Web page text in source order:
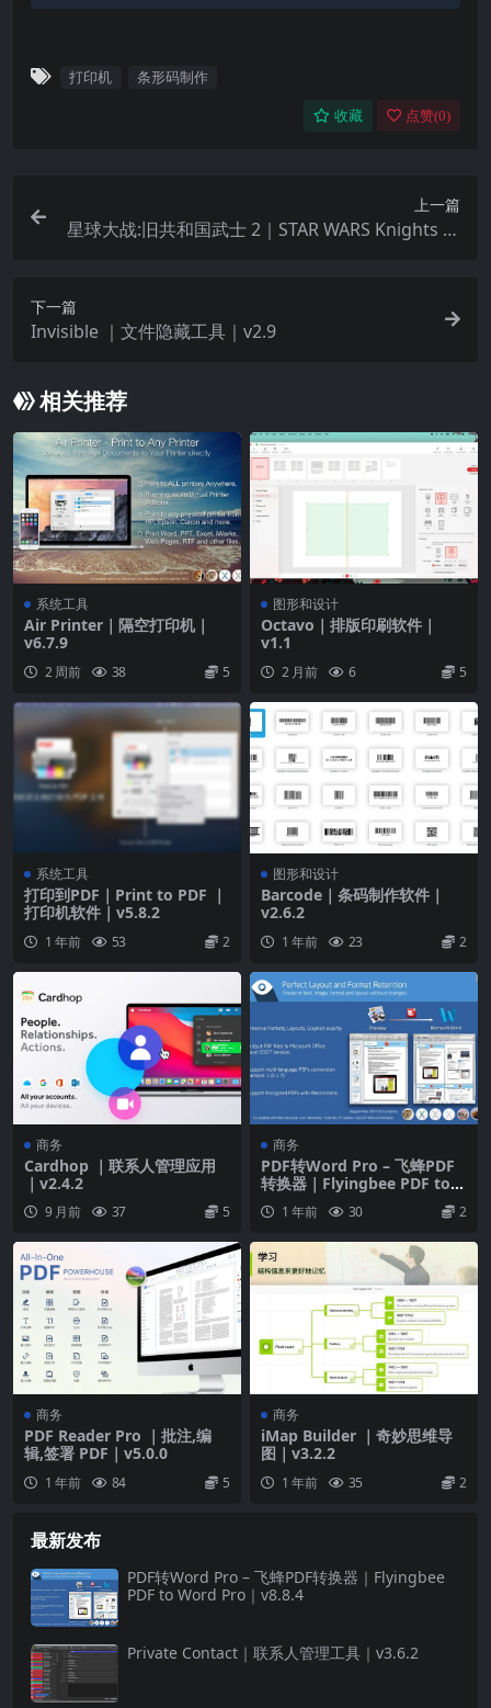
用默认的艾利标签格式直接用打印机打印出条形码
以及更多
打印机 条形码制作
收藏 点赞(0)
上一篇
星球大战:旧共和国武士 2｜STAR WARS Knights of
下一篇
Invisible ｜文件隐藏工具｜v2.9
相关推荐
系统工具
Air Printer｜隔空打印机｜
v6.7.9
2 周前 38 5
图形和设计
Octavo｜排版印刷软件｜
v1.1
2 月前 6 5
系统工具
打印到PDF｜Print to PDF ｜
打印机软件｜v5.8.2
1 年前 53 2
图形和设计
Barcode｜条码制作软件｜
v2.6.2
1 年前 23 2
商务
Cardhop ｜联系人管理应用
｜v2.4.2
9 月前 37 5
商务
PDF转Word Pro – 飞蜂PDF
转换器｜Flyingbee PDF to
Word Pro｜v8.8.4
1 年前 30 2
商务
PDF Reader Pro ｜批注,编
辑,签署 PDF｜v5.0.0
1 年前 84 5
商务
iMap Builder ｜奇妙思维导
图｜v3.2.2
1 年前 35 2
最新发布
PDF转Word Pro – 飞蜂PDF转换器｜Flyingbee
PDF to Word Pro｜v8.8.4
Private Contact｜联系人管理工具｜v3.6.2